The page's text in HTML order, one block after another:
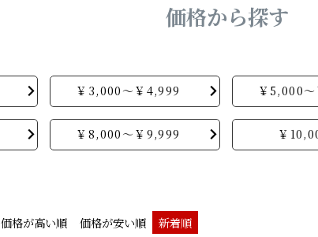
価格（税抜）
価格から探す
￥3,000～￥4,999 ￥5,000
￥8,000～￥9,999 ￥
価格が高い順 価格が安い順 新着順